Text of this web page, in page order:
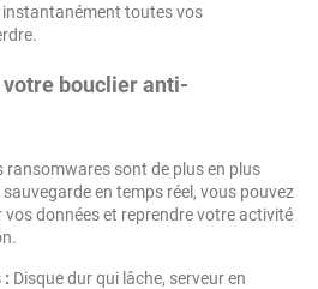
toutes vos
bouclier anti-
ransomwares sont de plus en plus
en temps réel, vous pouvez
données et reprendre votre activité
: Disque dur qui lâche, serveur en